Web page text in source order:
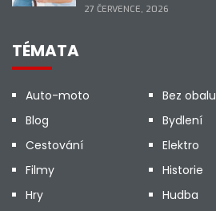
27 ČERVENCE, 2026
TÉMATA
Auto-moto
Bez obalu
Blog
Bydlení
Cestování
Elektro
Filmy
Historie
Hry
Hudba